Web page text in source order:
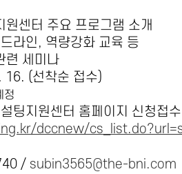
센터 주요 프로그램 소개
라인, 역량강화 교육 등
련 세미나
16. (선착순 접수)
정
팅지원센터 홈페이지 신청접수
dccnew/
/ subin3565@the-bni.com